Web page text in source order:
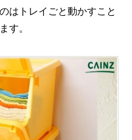
はトレイごと動かすこと
す。